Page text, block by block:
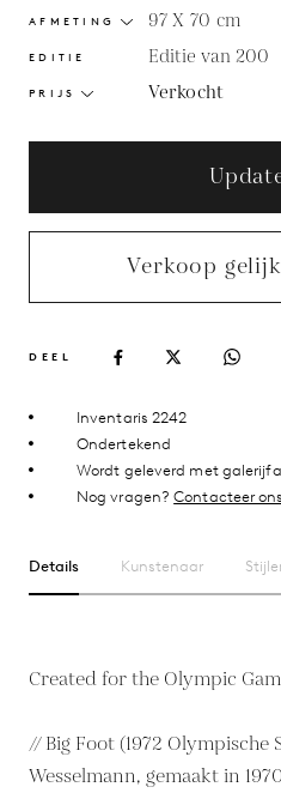
AFMETING 97 X 70 cm
EDITIE Editie van 200
PRIJS Verkocht
Verkoop
DEEL
Inventaris 2242
Ondertekend
Wordt geleverd met
Nog vragen?Contacteer
Details Kunstenaar
Created for the Olympic
// Big Foot (1972
Wesselmann, gemaakt in